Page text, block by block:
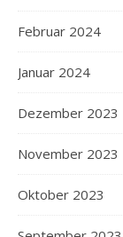
Februar 2024
Januar 2024
Dezember 2023
November 2023
Oktober 2023